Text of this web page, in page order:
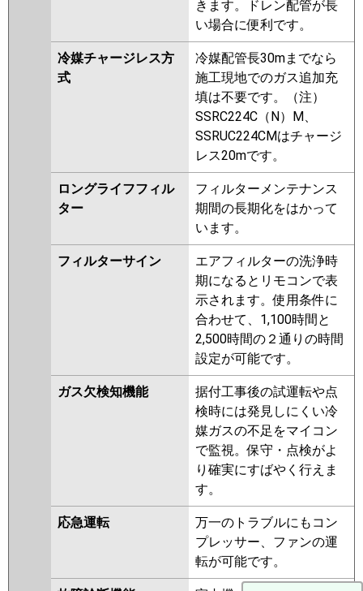
きます。ドレン配管が長
い場合に便利です。
冷媒チャージレス方
式
冷媒配管長30mまでなら
施工現地でのガス追加充
填は不要です。（注）
SSRC224C（N）M、
SSRUC224CMはチャージ
レス20mです。
ロングライフフィル
ター
フィルターメンテナンス
期間の長期化をはかって
います。
フィルターサイン
エアフィルターの洗浄時
期になるとリモコンで表
示されます。使用条件に
合わせて、1,100時間と
2,500時間の２通りの時間
設定が可能です。
ガス欠検知機能
据付工事後の試運転や点
検時には発見しにくい冷
媒ガスの不足をマイコン
で監視。保守・点検がよ
り確実にすばやく行えま
す。
応急運転
万一のトラブルにもコン
プレッサー、ファンの運
転が可能です。